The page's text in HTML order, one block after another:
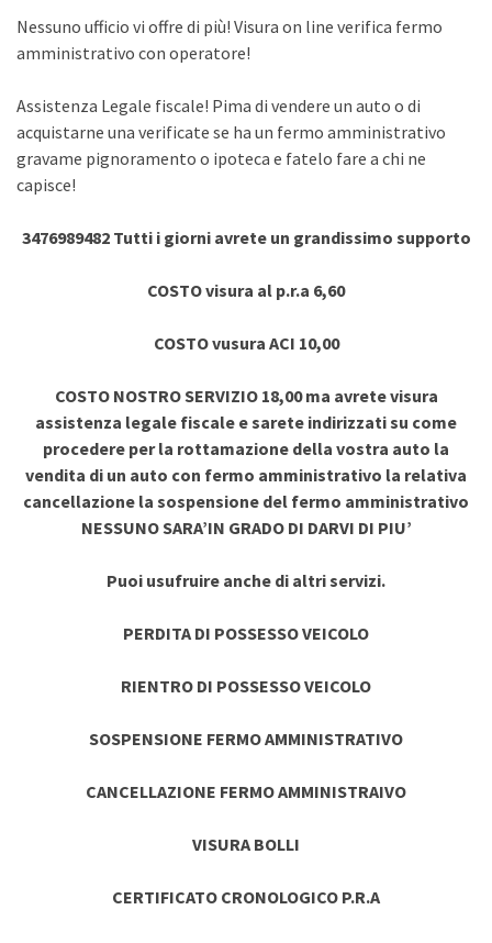
Nessuno ufficio vi offre di più! Visura on line verifica fermo
amministrativo con operatore!
Assistenza Legale fiscale! Pima di vendere un auto o di
acquistarne una verificate se ha un fermo amministrativo
gravame pignoramento o ipoteca e fatelo fare a chi ne
capisce!
3476989482 Tutti i giorni avrete un grandissimo supporto
COSTO visura al p.r.a 6,60
COSTO vusura ACI 10,00
COSTO NOSTRO SERVIZIO 18,00 ma avrete visura
assistenza legale fiscale e sarete indirizzati su come
procedere per la rottamazione della vostra auto la
vendita di un auto con fermo amministrativo la relativa
cancellazione la sospensione del fermo amministrativo
NESSUNO SARA’IN GRADO DI DARVI DI PIU’
Puoi usufruire anche di altri servizi.
PERDITA DI POSSESSO VEICOLO
RIENTRO DI POSSESSO VEICOLO
SOSPENSIONE FERMO AMMINISTRATIVO
CANCELLAZIONE FERMO AMMINISTRAIVO
VISURA BOLLI
CERTIFICATO CRONOLOGICO P.R.A